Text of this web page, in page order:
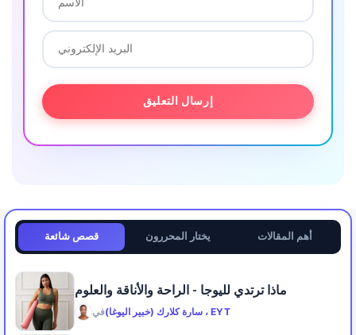
قصص شائعة يختار المحررون أهم المقالات
ماذا ترتدي لليوجا - الراحة والأناقة والعلوم
في سارة كلارك (خبير اليوغا) ، EYT